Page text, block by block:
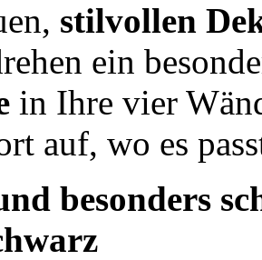
stilvollen
ein
in Ihre vier
auf, wo es
besonders